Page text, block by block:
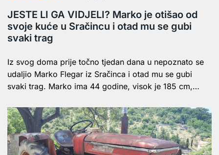
JESTE LI GA VIDJELI? Marko je otišao od
svoje kuće u Sračincu i otad mu se gubi
svaki trag
Iz svog doma prije točno tjedan dana u nepoznato se
udaljio Marko Flegar iz Sračinca i otad mu se gubi
svaki trag. Marko ima 44 godine, visok je 185 cm,…